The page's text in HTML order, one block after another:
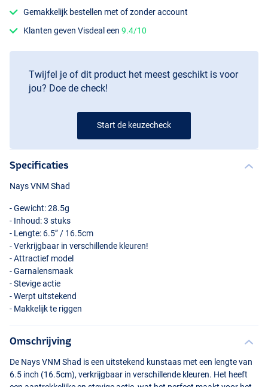
Gemakkelijk bestellen met of zonder account
Klanten geven Visdeal een9.4/10
Twijfel je of dit product het meest geschikt is voor
jou? Doe de check!
Start de keuzecheck
Specificaties
NaysVNM Shad
- Gewicht: 28.5g
- Inhoud: 3 stuks
- Lengte: 6.5’’ / 16.5cm
- Verkrijgbaar in verschillende kleuren!
- Attractief model
- Garnalensmaak
- Stevige actie
- Werpt uitstekend
- Makkelijk te riggen
Omschrijving
De NaysVNM Shad is een uitstekend kunstaas met een lengte van
6.5 inch (16.5cm), verkrijgbaar in verschillende kleuren. Het heeft